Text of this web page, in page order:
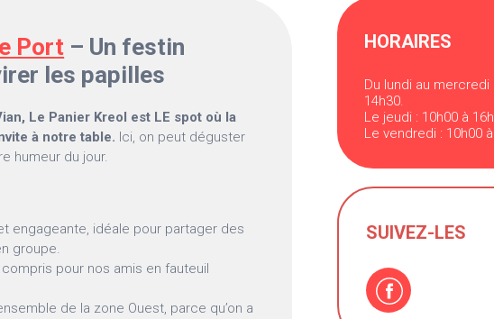
Port – Un festin
les papilles
Le Panier Kreol est LE spot où la
à notre table. Ici, on peut déguster
humeur du jour.
engageante, idéale pour partager des
groupe.
pour nos amis en fauteuil
de la zone Ouest, parce qu’on a
HORAIRES
Du lundi au mercredi
14h30.
Le jeudi : 10h00 à
Le vendredi : 10h00
SUIVEZ-LES